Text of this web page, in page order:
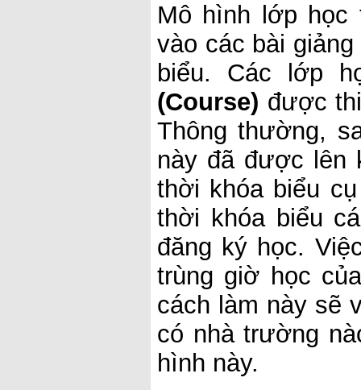
Mô hình lớp
vào các bài
biểu. Các lớp
(Course) được
Thông thường,
này đã được lên
thời khóa biểu
thời khóa biểu
đăng ký học.
trùng giờ học
cách làm này sẽ
có nhà trường
hình này.